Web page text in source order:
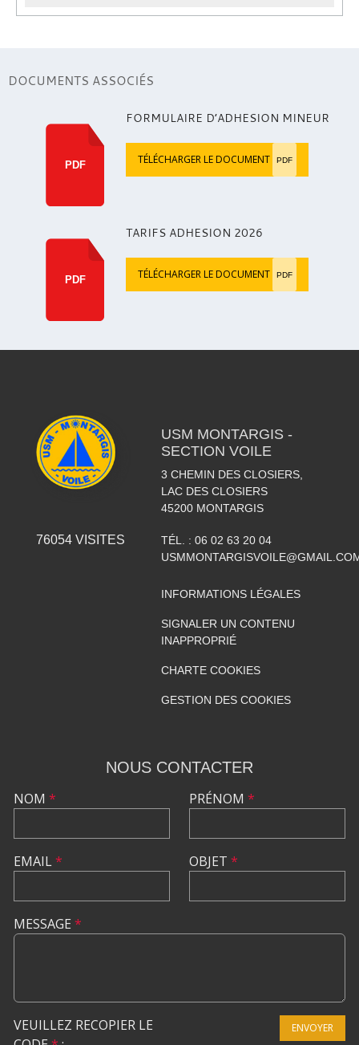
DOCUMENTS ASSOCIÉS
PDF
FORMULAIRE D’ADHESION MINEUR
TÉLÉCHARGER LE DOCUMENT PDF
PDF
TARIFS ADHESION 2026
TÉLÉCHARGER LE DOCUMENT PDF
76054VISITES
USM MONTARGIS -
SECTION VOILE
3 CHEMIN DES CLOSIERS,
LAC DES CLOSIERS
45200 MONTARGIS
TÉL. : 06 02 63 20 04
INFORMATIONS LÉGALES
SIGNALER UN CONTENU
INAPPROPRIÉ
CHARTE COOKIES
GESTION DES COOKIES
NOUS CONTACTER
NOM *
EMAIL*
PRÉNOM *
OBJET *
MESSAGE *
VEUILLEZ RECOPIER LE
ENVOYER